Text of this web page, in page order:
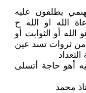
يطلقون عليه
الله او الله ح
أو الثوابت أو
من ثروات تسد عين
أهو حاجة أتسلى
محمد